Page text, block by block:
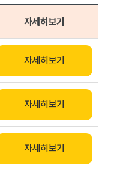
자세히보기
자세히보기
자세히보기
자세히보기